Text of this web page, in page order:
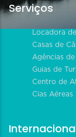
Serviços
Locadora
Casas de
Agências
Guias de
Centro de
Cias Aéreas